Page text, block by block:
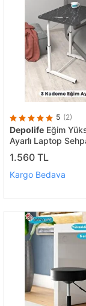
5 (2)
Depolife Eğim
Ayarlı Laptop
Kahvaltı Ders
Bilgisayar Ofis
Masası Metal Ayak
1.560 TL
Kargo Bedava